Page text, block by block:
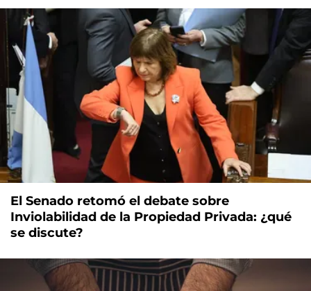
El Senado retomó el debate sobre
Inviolabilidad de la Propiedad Privada: ¿qué
se discute?